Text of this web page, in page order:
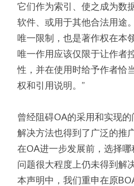
它们作为索引、使之成为数
软件、或用于其他合法用途
唯一限制，也是著作权在本
唯一作用应该仅限于让作者
性，并在使用时给予作者恰
权和引用说明。”
曾经阻碍OA的采用和实现的
解决方法也得到了广泛的推
在OA进一步发展前，选择
问题很大程度上仍未得到解
本声明中，我们重申在原